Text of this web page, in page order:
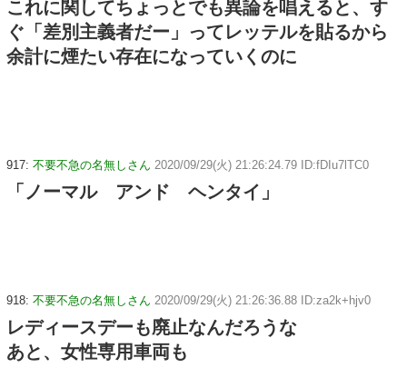
これに関してちょっとでも異論を唱えると、す
ぐ「差別主義者だー」ってレッテルを貼るから
余計に煙たい存在になっていくのに
917: 不要不急の名無しさん 2020/09/29(火) 21:26:24.79 ID:fDIu7lTC0
「ノーマル アンド ヘンタイ」
918: 不要不急の名無しさん 2020/09/29(火) 21:26:36.88 ID:za2k+hjv0
レディースデーも廃止なんだろうな
あと、女性専用車両も